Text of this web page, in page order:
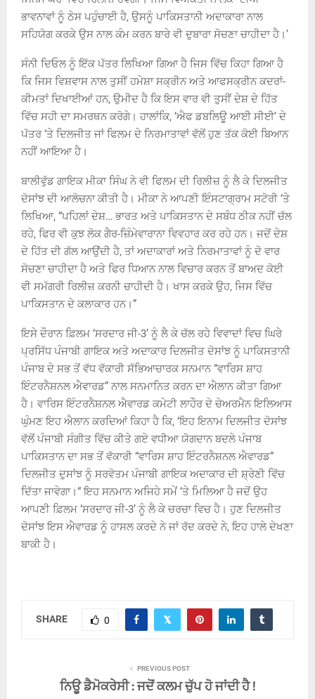
ਭਾਵਨਾਵਾਂ ਨੂੰ ਠੇਸ ਪਹੁੰਚਾਈ ਹੈ, ਉਸਨੂੰ ਪਾਕਿਸਤਾਨੀ ਅਦਾਕਾਰਾ ਨਾਲ
ਸਹਿਯੋਗ ਕਰਕੇ ਉਸ ਨਾਲ ਕੰਮ ਕਰਨ ਬਾਰੇ ਵੀ ਦੁਬਾਰਾ ਸੋਚਣਾ ਚਾਹੀਦਾ ਹੈ।’
ਸੰਨੀ ਦਿਓਲ ਨੂੰ ਇੱਕ ਪੱਤਰ ਲਿਖਿਆ ਗਿਆ ਹੈ ਜਿਸ ਵਿੱਚ ਕਿਹਾ ਗਿਆ ਹੈ
ਕਿ ਜਿਸ ਵਿਸ਼ਵਾਸ ਨਾਲ ਤੁਸੀਂ ਹਮੇਸ਼ਾ ਸਕ੍ਰੀਨ ਅਤੇ ਆਫਸਕ੍ਰੀਨ ਕਦਰਾਂ-
ਕੀਮਤਾਂ ਦਿਖਾਈਆਂ ਹਨ, ਉਮੀਦ ਹੈ ਕਿ ਇਸ ਵਾਰ ਵੀ ਤੁਸੀਂ ਦੇਸ਼ ਦੇ ਹਿੱਤ
ਵਿੱਚ ਸਹੀ ਦਾ ਸਮਰਥਨ ਕਰੋਗੇ। ਹਾਲਾਂਕਿ, ‘ਐਫ ਡਬਲਿਊ ਆਈ ਸੀਈ’ ਦੇ
ਪੱਤਰ ‘ਤੇ ਦਿਲਜੀਤ ਜਾਂ ਫਿਲਮ ਦੇ ਨਿਰਮਾਤਾਵਾਂ ਵੱਲੋਂ ਹੁਣ ਤੱਕ ਕੋਈ ਬਿਆਨ
ਨਹੀਂ ਆਇਆ ਹੈ।
ਬਾਲੀਵੁੱਡ ਗਾਇਕ ਮੀਕਾ ਸਿੰਘ ਨੇ ਵੀ ਫਿਲਮ ਦੀ ਰਿਲੀਜ਼ ਨੂੰ ਲੈ ਕੇ ਦਿਲਜੀਤ
ਦੋਸਾਂਝ ਦੀ ਆਲੋਚਨਾ ਕੀਤੀ ਹੈ। ਮੀਕਾ ਨੇ ਆਪਣੀ ਇੰਸਟਾਗ੍ਰਾਮ ਸਟੋਰੀ ‘ਤੇ
ਲਿਖਿਆ, “ਪਹਿਲਾਂ ਦੇਸ਼… ਭਾਰਤ ਅਤੇ ਪਾਕਿਸਤਾਨ ਦੇ ਸਬੰਧ ਠੀਕ ਨਹੀਂ ਚੱਲ
ਰਹੇ, ਫਿਰ ਵੀ ਕੁਝ ਲੋਕ ਗੈਰ-ਜ਼ਿੰਮੇਵਾਰਾਨਾ ਵਿਵਹਾਰ ਕਰ ਰਹੇ ਹਨ। ਜਦੋਂ ਦੇਸ਼
ਦੇ ਹਿੱਤ ਦੀ ਗੱਲ ਆਉਂਦੀ ਹੈ, ਤਾਂ ਅਦਾਕਾਰਾਂ ਅਤੇ ਨਿਰਮਾਤਾਵਾਂ ਨੂੰ ਦੋ ਵਾਰ
ਸੋਚਣਾ ਚਾਹੀਦਾ ਹੈ ਅਤੇ ਫਿਰ ਧਿਆਨ ਨਾਲ ਵਿਚਾਰ ਕਰਨ ਤੋਂ ਬਾਅਦ ਕੋਈ
ਵੀ ਸਮੱਗਰੀ ਰਿਲੀਜ਼ ਕਰਨੀ ਚਾਹੀਦੀ ਹੈ। ਖਾਸ ਕਰਕੇ ਉਹ, ਜਿਸ ਵਿੱਚ
ਪਾਕਿਸਤਾਨ ਦੇ ਕਲਾਕਾਰ ਹਨ।”
ਇਸੇ ਦੌਰਾਨ ਫ਼ਿਲਮ ‘ਸਰਦਾਰ ਜੀ-3’ ਨੂੰ ਲੈ ਕੇ ਚੱਲ ਰਹੇ ਵਿਵਾਦਾਂ ਵਿਚ ਘਿਰੇ
ਪ੍ਰਸਿੱਧ ਪੰਜਾਬੀ ਗਾਇਕ ਅਤੇ ਅਦਾਕਾਰ ਦਿਲਜੀਤ ਦੋਸਾਂਝ ਨੂੰ ਪਾਕਿਸਤਾਨੀ
ਪੰਜਾਬ ਦੇ ਸਭ ਤੋਂ ਵੱਧ ਵੱਕਾਰੀ ਸੱਭਿਆਚਾਰਕ ਸਨਮਾਨ “ਵਾਰਿਸ ਸ਼ਾਹ
ਇੰਟਰਨੈਸ਼ਨਲ ਐਵਾਰਡ” ਨਾਲ ਸਨਮਾਨਿਤ ਕਰਨ ਦਾ ਐਲਾਨ ਕੀਤਾ ਗਿਆ
ਹੈ। ਵਾਰਿਸ ਇੰਟਰਨੈਸ਼ਨਲ ਐਵਾਰਡ ਕਮੇਟੀ ਲਾਹੌਰ ਦੇ ਚੇਅਰਮੈਨ ਇਲਿਆਸ
ਘੁੰਮਣ ਇਹ ਐਲਾਨ ਕਰਦਿਆਂ ਕਿਹਾ ਹੈ ਕਿ, ‘ਇਹ ਇਨਾਮ ਦਿਲਜੀਤ ਦੋਸਾਂਝ
ਵੱਲੋਂ ਪੰਜਾਬੀ ਸੰਗੀਤ ਵਿੱਚ ਕੀਤੇ ਗਏ ਵਧੀਆ ਯੋਗਦਾਨ ਬਦਲੇ ਪੰਜਾਬ
ਪਾਕਿਸਤਾਨ ਦਾ ਸਭ ਤੋਂ ਵੱਕਾਰੀ “ਵਾਰਿਸ ਸ਼ਾਹ ਇੰਟਰਨੈਸ਼ਨਲ ਐਵਾਰਡ”
ਦਿਲਜੀਤ ਦੁਸਾਂਝ ਨੂੰ ਸਰਵੋਤਮ ਪੰਜਾਬੀ ਗਾਇਕ ਅਦਾਕਾਰ ਦੀ ਸ਼੍ਰੇਣੀ ਵਿੱਚ
ਦਿੱਤਾ ਜਾਵੇਗਾ।“ ਇਹ ਸਨਮਾਨ ਅਜਿਹੇ ਸਮੇਂ ‘ਤੇ ਮਿਲਿਆ ਹੈ ਜਦੋਂ ਉਹ
ਆਪਣੀ ਫ਼ਿਲਮ ‘ਸਰਦਾਰ ਜੀ-3’ ਨੂੰ ਲੈ ਕੇ ਚਰਚਾ ਵਿਚ ਹੈ। ਹੁਣ ਦਿਲਜੀਤ
ਦੋਸਾਂਝ ਇਸ ਐਵਾਰਡ ਨੂੰ ਹਾਸਲ ਕਰਦੇ ਨੇ ਜਾਂ ਰੱਦ ਕਰਦੇ ਨੇ, ਇਹ ਹਾਲੇ ਦੇਖਣਾ
ਬਾਕੀ ਹੈ।
SHARE 0
PREVIOUS POST
ਨਿਊ ਡੈਮੋਕਰੇਸੀ : ਜਦੋਂ ਕਲਮ ਚੁੱਪ ਹੋ ਜਾਂਦੀ ਹੈ !